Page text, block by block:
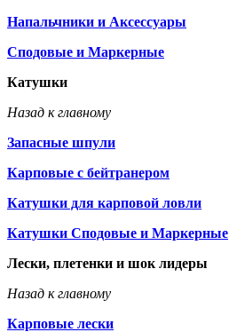
Напальчники и Аксессуары
Сподовые и Маркерные
Катушки
Назад к главному
Запасные шпули
Карповые с бейтранером
Катушки для карповой ловли
Катушки Сподовые и Маркерные
Лески, плетенки и шок лидеры
Назад к главному
Карповые лески